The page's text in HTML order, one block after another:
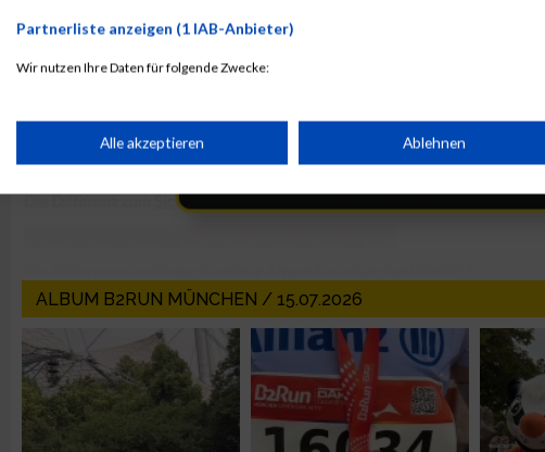
ALBUM B2RUN MÜNCHEN / 15.07.2026
Partnerliste anzeigen (1 IAB-Anbieter)
Wir nutzen Ihre Daten für folgende Zwecke:
Speichern von oder Zugriff auf Informationen auf einem Endgerät
Verwendung reduzierter Daten zur Auswahl von Werbeanzeigen
Verwendung von Profilen zur Auswahl personalisierter Werbung
Erstellung von Profilen zur Personalisierung von Inhalten
Alle akzeptieren Ablehnen